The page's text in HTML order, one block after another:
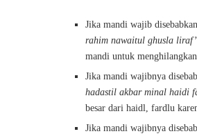
Jika mandi wajib
rahim nawaitul ghusla
mandi untuk
Jika mandi wajibnya
hadastil akbar minal haidi
besar dari haidl, fardlu
Jika mandi wajibnya